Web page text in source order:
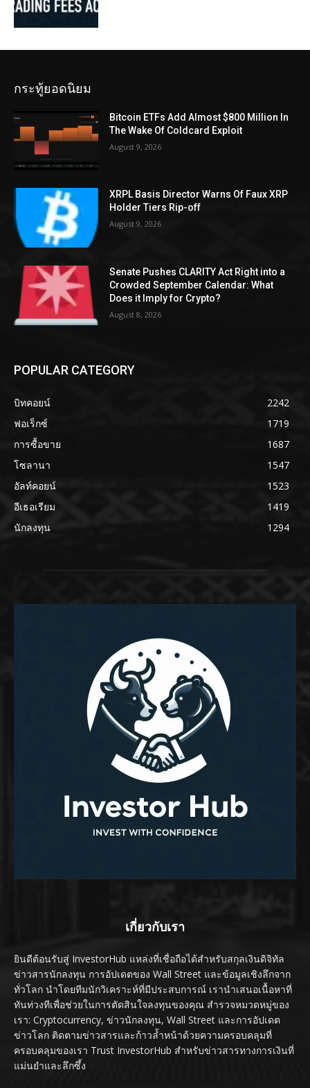
กระทู้ยอดนิยม
Bitcoin ETFs Add Almost $800 Million In
The Wake Of Coldcard Exploit
August 9, 2026
XRPL Basis Director Warns Of Faux XRP
Holder Tiers Rip-off
August 9, 2026
Senate Pushes CLARITY Act Right into a
Crowded September Calendar: What
Does it Imply for Crypto?
August 8, 2026
POPULAR CATEGORY
บิทคอยน์
2242
ฟอเร็กซ์
1719
การซื้อขาย
1687
โซลานา
1547
อัลท์คอยน์
1523
อีเธอเรียม
1419
นักลงทุน
1294
เกี่ยวกับเรา
ยินดีต้อนรับสู่ InvestorHub แหล่งที่เชื่อถือได้สำหรับสกุลเงินดิจิทัล
ข่าวสารนักลงทุน การอัปเดตของ Wall Street และข้อมูลเชิงลึกจาก
ทั่วโลก นำโดยทีมนักวิเคราะห์ที่มีประสบการณ์ เรานำเสนอเนื้อหาที่
ทันท่วงทีเพื่อช่วยในการตัดสินใจลงทุนของคุณ สำรวจหมวดหมู่ของ
เรา: Cryptocurrency, ข่าวนักลงทุน, Wall Street และการอัปเดต
ข่าวโลก ติดตามข่าวสารและก้าวล้ำหน้าด้วยความครอบคลุมที่
ครอบคลุมของเรา Trust InvestorHub สำหรับข่าวสารทางการเงินที่
แม่นยำและลึกซึ้ง